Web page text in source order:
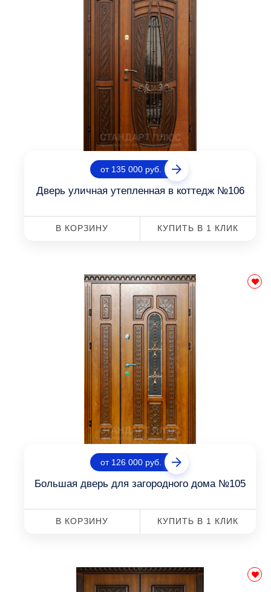
от 135 000 руб.
Дверь уличная утепленная в коттедж №106
В КОРЗИНУ КУПИТЬ В 1 КЛИК
от 126 000 руб.
Большая дверь для загородного дома №105
В КОРЗИНУ КУПИТЬ В 1 КЛИК